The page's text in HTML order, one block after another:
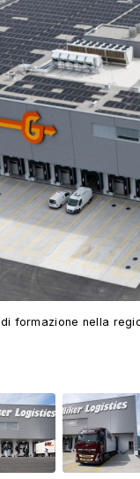
formazione nella